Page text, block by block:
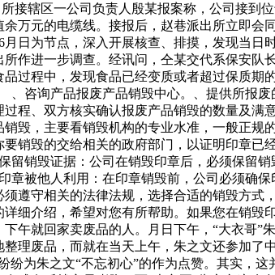
接辖区一公司负责人殷某报案称，公司接到
万元的电缆线。接报后，赵巷派出所立即
日为节点，深入开展核查、排摸，发现当
作进一步调查。经讯问，仝某交代系保安
过程中，发现食品已经变质或者超过保质期
咨询产品报废产品销毁中心。、提供所报
程、双方核实确认报废产品销毁的数量及
毁，主要看销毁机构的专业水准，一般正
销毁的交给相关的政府部门，以证明印章
留销毁证据：公司在销毁印章后，必须保留
章被他人利用：在印章销毁前，公司必须确
遵守相关的法律法规，选择合适的销毁方
细介绍，希望对您有所帮助。如果您在销
午就回家卖废品的人。月日下午，“大衣哥
理废品，而就在当天上午，朱之文还参加
纷为朱之文“不忘初心”的作为点赞。其实，